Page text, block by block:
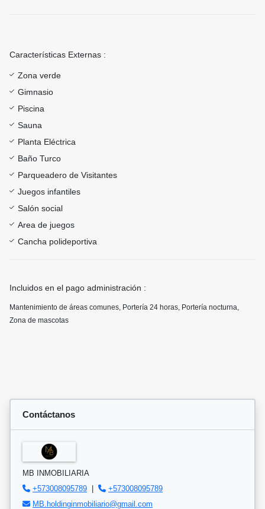
Características Externas :
Zona verde
Gimnasio
Piscina
Sauna
Planta Eléctrica
Baño Turco
Parqueadero de Visitantes
Juegos infantiles
Salón social
Area de juegos
Cancha polideportiva
Incluidos en el pago administración :
Mantenimiento de áreas comunes, Portería 24 horas, Portería nocturna,
Zona de mascotas
Contáctanos
MB INMOBILIARIA
+573008095789 |
+573008095789
MB.holdinginmobiliario@gmail.com